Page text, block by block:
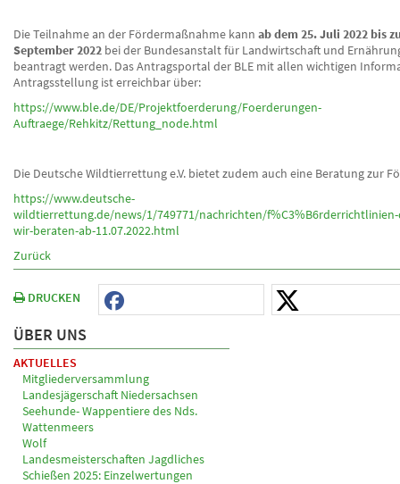
Die Teilnahme an der Fördermaßnahme kann ab dem 25. Juli 2022 bis
September 2022 bei der Bundesanstalt für Landwirtschaft und
beantragt werden. Das Antragsportal der BLE mit allen wichtigen
Antragsstellung ist erreichbar über:
https://www.ble.de/DE/Projektfoerderung/Foerderungen-
Auftraege/Rehkitz/Rettung_node.html
Die Deutsche Wildtierrettung e.V. bietet zudem auch eine Beratung zur
https://www.deutsche-
wildtierrettung.de/news/1/749771/nachrichten/
wir-beraten-ab-11.07.2022.html
Zurück
DRUCKEN
ÜBER UNS
AKTUELLES
Mitgliederversammlung
Landesjägerschaft Niedersachsen
Seehunde- Wappentiere des Nds.
Wattenmeers
Wolf
Landesmeisterschaften Jagdliches
Schießen 2025: Einzelwertungen